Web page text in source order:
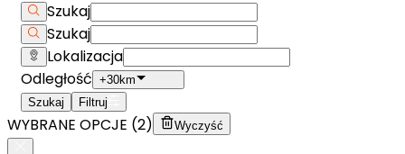
Szukaj
Szukaj
Lokalizacja
Odległość +30km
Szukaj
Filtruj
WYBRANE OPCJE (2) Wyczyść